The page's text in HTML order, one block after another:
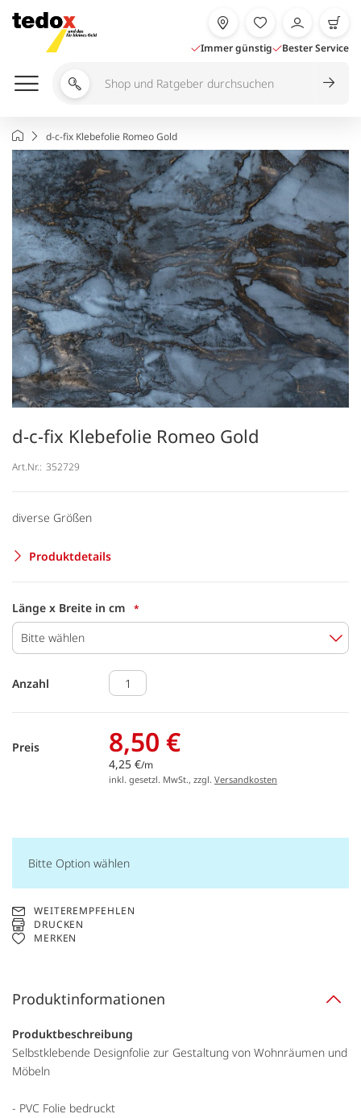
Inhalt
springen
Immer günstig Bester Service
Shop
Ratgeber
durchsuchen
Startseited-c-fix Klebefolie Romeo Gold
d-c-fix Klebefolie Romeo Gold
Art.Nr.: 352729
diverse Größen
Produktdetails
Länge x Breite in cm
Bitte wählen
Anzahl
Preis 8,50 €
4,25 €/m
inkl. gesetzl. MwSt., zzgl. Versandkosten
Bitte Option wählen
WEITEREMPFEHLEN
DRUCKEN
MERKEN
Produktinformationen
Produktbeschreibung
Selbstklebende Designfolie zur Gestaltung von Wohnräumen und
Möbeln
- PVC Folie bedruckt